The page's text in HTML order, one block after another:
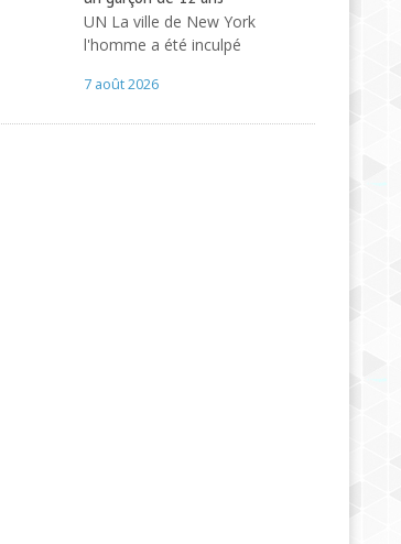
UN La ville de New York
l'homme a été inculpé
7 août 2026